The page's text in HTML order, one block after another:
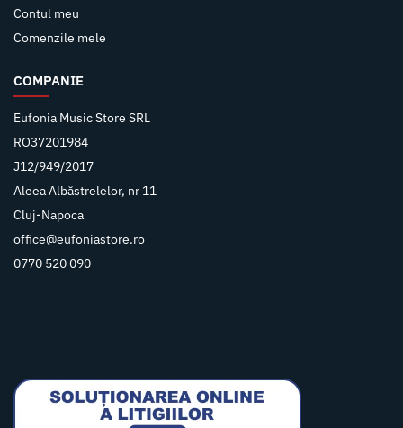
Contul meu
Comenzile mele
COMPANIE
Eufonia Music Store SRL
RO37201984
J12/949/2017
Aleea Albăstrelelor, nr 11
Cluj-Napoca
office@eufoniastore.ro
0770 520 090